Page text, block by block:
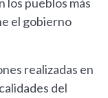
pueblos más
el gobierno
realizadas en
del